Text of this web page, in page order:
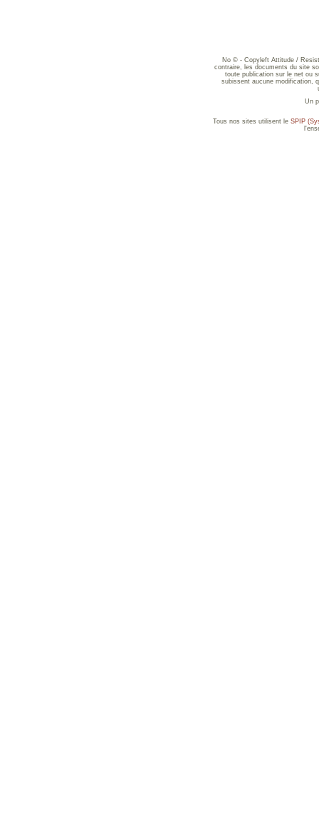
No © - Copyleft Attitude /
contraire, les documents du site
toute publication sur le net ou
subissent aucune modification,
Un
Tous nos sites utilisent le SPIP